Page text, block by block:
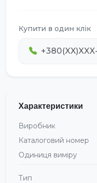
Купити в один клік
Характеристики
Виробник
Каталоговий номер
Одиниця виміру
Тип